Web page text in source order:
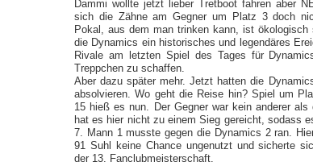
Dammi wollte jetzt lieber Tretboot fahren aber
sich die Zähne am Gegner um Platz 3 doch
Pokal, aus dem man trinken kann, ist ökologisch
die Dynamics ein historisches und legendäres
Rivale am letzten Spiel des Tages für
Treppchen zu schaffen.
Aber dazu später mehr. Jetzt hatten die
absolvieren. Wo geht die Reise hin? Spiel um
15 hieß es nun. Der Gegner war kein anderer
hat es hier nicht zu einem Sieg gereicht, sodass
7. Mann 1 musste gegen die Dynamics 2 ran.
91 Suhl keine Chance ungenutzt und sicherte
der 13. Fanclubmeisterschaft.